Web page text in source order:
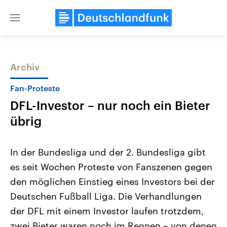
Close
Themen
Landtagswahl Sachsen-Anhalt
2026
Alle Informationen
Sachsen-Anhalt wählt am 6.
September 2026 einen neuen
Landtag. Seit 2021 wird das
Bundesland von einer Koalition aus
USA
Aktuelle Beiträge,
Hintergründe
Wirtschaftlich und
gehören die Vereinigten
den mächtigsten Ländern
mit großem Einfluss auf
Archiv
Fan-Proteste
DFL-Investor – nur noch ein Bieter
übrig
In der Bundesliga und der 2. Bundesliga gibt
es seit Wochen Proteste von Fanszenen gegen
den möglichen Einstieg eines Investors bei der
Deutschen Fußball Liga. Die Verhandlungen
der DFL mit einem Investor laufen trotzdem,